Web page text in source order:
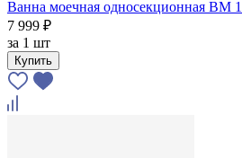
Ванна моечная односекционная ВМ
7 999 ₽
за 1 шт
Купить